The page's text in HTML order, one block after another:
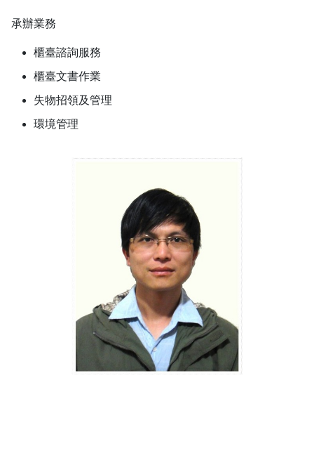
承辦業務
櫃臺諮詢服務
櫃臺文書作業
失物招領及管理
環境管理